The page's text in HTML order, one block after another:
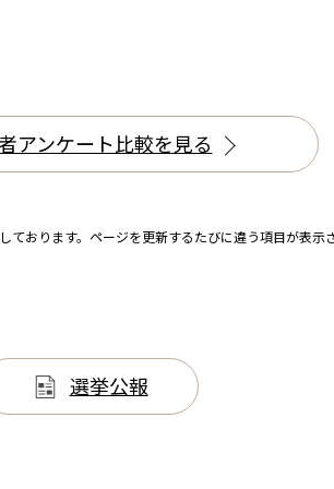
アンケート比較を見る
おります。 ページを更新するたびに違う項目が表示
選挙公報